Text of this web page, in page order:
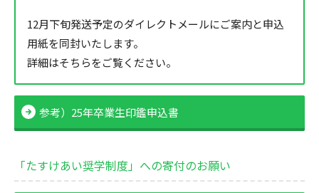
12月下旬発送予定のダイレクトメールにご案内と申込
用紙を同封いたします。
詳細はそちらをご覧ください。
参考）25年卒業生印鑑申込書
「たすけあい奨学制度」への寄付のお願い